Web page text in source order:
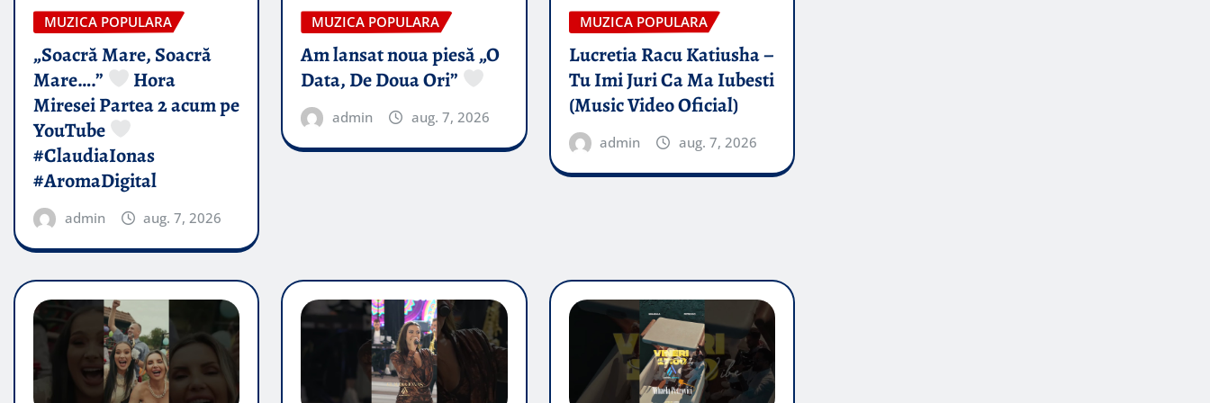
MUZICA POPULARA
„Soacră Mare, Soacră
Mare….”
Hora
Miresei Partea 2 acum pe
YouTube
#ClaudiaIonas
#AromaDigital
admin aug. 7, 2026
MUZICA POPULARA
Am lansat noua piesă „O
Data, De Doua Ori”
admin aug. 7, 2026
MUZICA POPULARA
Lucretia Racu Katiusha –
Tu Imi Juri Ca Ma Iubesti
(Music Video Oficial)
admin aug. 7, 2026